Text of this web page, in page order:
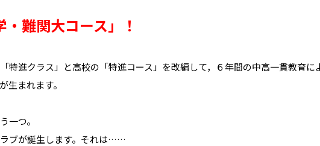
・難関大コース」！
特進クラス」と高校の「特進コース」を改編して，６年間の中高一貫教育
生まれます。
一つ。
ブが誕生します。それは……